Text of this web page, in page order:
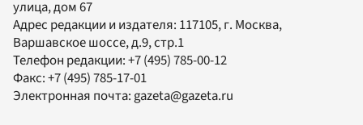
улица, дом 67
Адрес редакции и издателя: 117105, г. Москва,
Варшавское шоссе, д.9, стр.1
Телефон редакции:+7 (495) 785-00-12
Факс:+7 (495) 785-17-01
Электронная почта:gazeta@gazeta.ru